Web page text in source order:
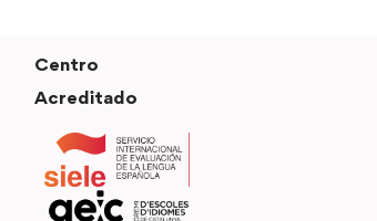
Centro
Acreditado